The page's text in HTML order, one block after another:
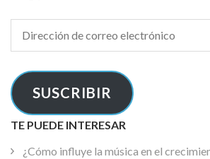
de
electrónico
SUSCRIBIR
TE PUEDE INTERESAR
¿Cómo influye la música en el